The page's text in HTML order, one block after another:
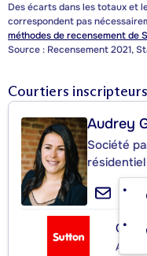
Des écarts dans les totaux et
correspondent pas
méthodes de recensement de
Source : Recensement 2021,
Courtiers inscripteurs
Audrey
Société
résidentiel